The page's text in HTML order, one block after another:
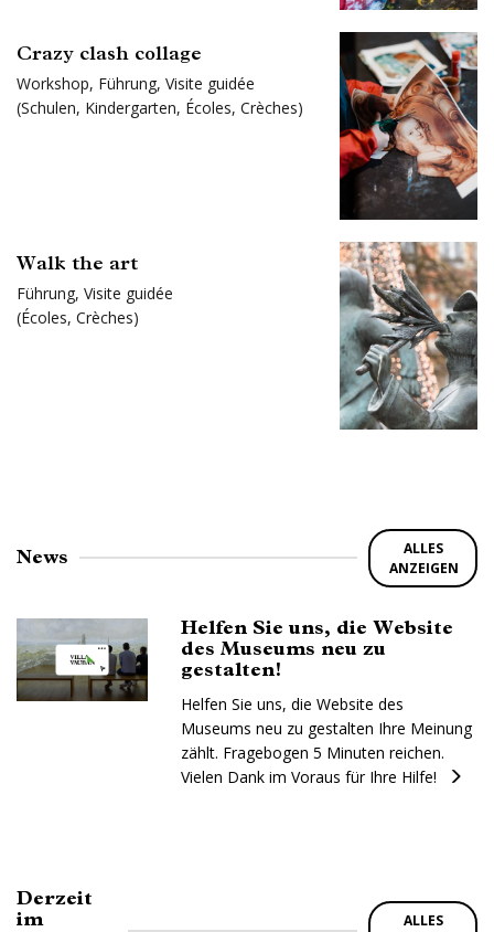
Crazy clash collage
Workshop, Führung, Visite guidée
(Schulen, Kindergarten, Écoles, Crèches)
Walk the art
Führung, Visite guidée
(Écoles, Crèches)
News
ALLES
ANZEIGEN
Helfen Sie uns, die Website
des Museums neu zu
gestalten!
Helfen Sie uns, die Website des
Museums neu zu gestalten Ihre Meinung
zählt. Fragebogen 5 Minuten reichen.
Vielen Dank im Voraus für Ihre Hilfe!
Derzeit
im
ALLES